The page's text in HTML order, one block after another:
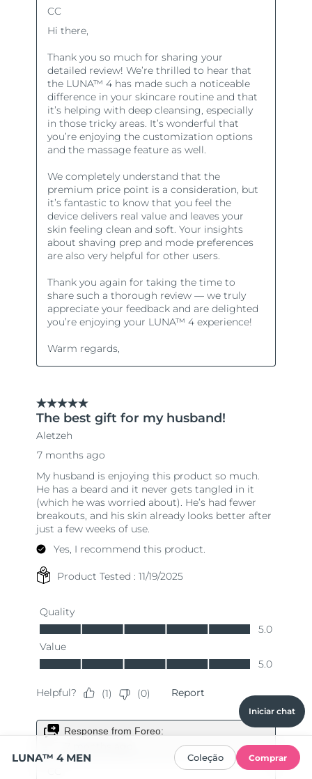
Iniciar chat
LUNA™ 4 MEN Coleção Comprar